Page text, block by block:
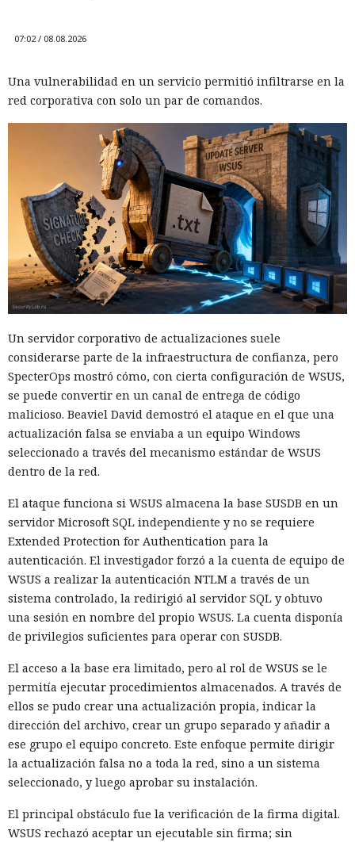
07:02 / 08.08.2026
Una vulnerabilidad en un servicio permitió infiltrarse en la
red corporativa con solo un par de comandos.
Un servidor corporativo de actualizaciones suele
considerarse parte de la infraestructura de confianza, pero
SpecterOps mostró cómo, con cierta configuración de WSUS,
se puede convertir en un canal de entrega de código
malicioso. Beaviel David demostró el ataque en el que una
actualización falsa se enviaba a un equipo Windows
seleccionado a través del mecanismo estándar de WSUS
dentro de la red.
El ataque funciona si WSUS almacena la base SUSDB en un
servidor Microsoft SQL independiente y no se requiere
Extended Protection for Authentication para la
autenticación. El investigador forzó a la cuenta de equipo de
WSUS a realizar la autenticación NTLM a través de un
sistema controlado, la redirigió al servidor SQL y obtuvo
una sesión en nombre del propio WSUS. La cuenta disponía
de privilegios suficientes para operar con SUSDB.
El acceso a la base era limitado, pero al rol de WSUS se le
permitía ejecutar procedimientos almacenados. A través de
ellos se pudo crear una actualización propia, indicar la
dirección del archivo, crear un grupo separado y añadir a
ese grupo el equipo concreto. Este enfoque permite dirigir
la actualización falsa no a toda la red, sino a un sistema
seleccionado, y luego aprobar su instalación.
El principal obstáculo fue la verificación de la firma digital.
WSUS rechazó aceptar un ejecutable sin firma; sin